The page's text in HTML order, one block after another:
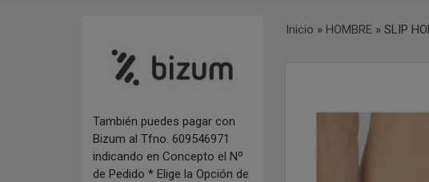
También puedes pagar con
Bizum al Tfno. 609546971
indicando en Concepto el Nº
de Pedido * Elige la Opción de
Inicio » HOMBRE» SLIP